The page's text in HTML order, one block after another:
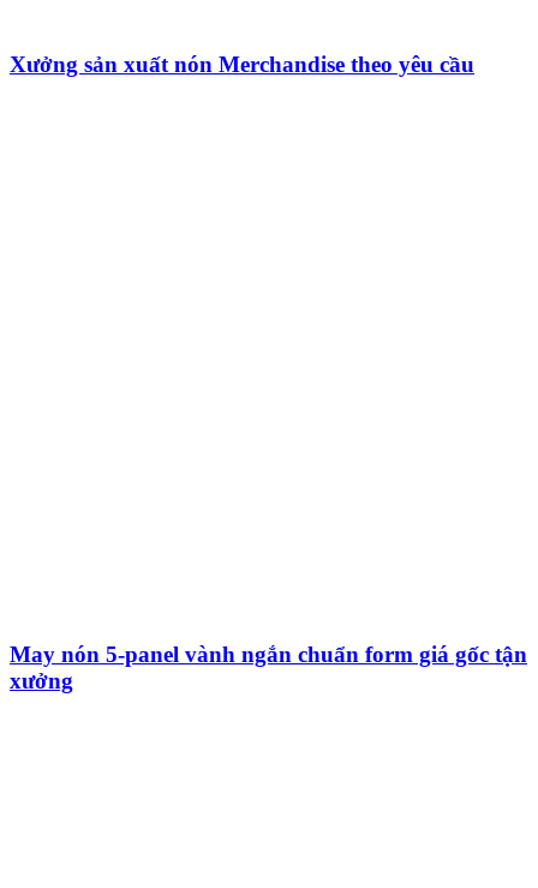
Xưởng sản xuất nón Merchandise theo yêu cầu
May nón 5-panel vành ngắn chuẩn form giá gốc tận
xưởng